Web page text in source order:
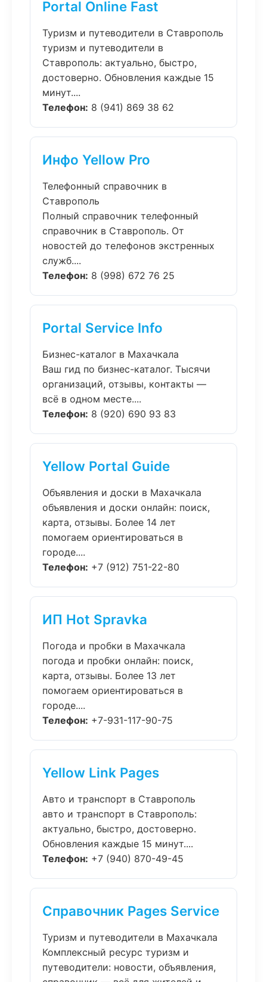
Portal Online Fast
Туризм и путеводители в Ставрополь
туризм и путеводители в
Ставрополь: актуально, быстро,
достоверно. Обновления каждые 15
минут....
Телефон: 8 (941) 869 38 62
Инфо Yellow Pro
Телефонный справочник в
Ставрополь
Полный справочник телефонный
справочник в Ставрополь. От
новостей до телефонов экстренных
служб....
Телефон: 8 (998) 672 76 25
Portal Service Info
Бизнес-каталог в Махачкала
Ваш гид по бизнес-каталог. Тысячи
организаций, отзывы, контакты —
всё в одном месте....
Телефон: 8 (920) 690 93 83
Yellow Portal Guide
Объявления и доски в Махачкала
объявления и доски онлайн: поиск,
карта, отзывы. Более 14 лет
помогаем ориентироваться в
городе....
Телефон: +7 (912) 751-22-80
ИП Hot Spravka
Погода и пробки в Махачкала
погода и пробки онлайн: поиск,
карта, отзывы. Более 13 лет
помогаем ориентироваться в
городе....
Телефон: +7-931-117-90-75
Yellow Link Pages
Авто и транспорт в Ставрополь
авто и транспорт в Ставрополь:
актуально, быстро, достоверно.
Обновления каждые 15 минут....
Телефон: +7 (940) 870-49-45
Справочник Pages Service
Туризм и путеводители в Махачкала
Комплексный ресурс туризм и
путеводители: новости, объявления,